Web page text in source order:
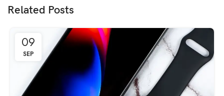
Related Posts
09
SEP